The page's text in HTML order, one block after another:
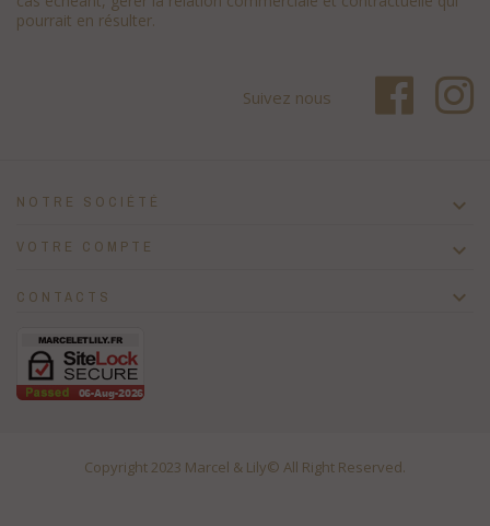
pourrait en résulter.
Suivez nous
NOTRE SOCIÉTÉ 
VOTRE COMPTE 
CONTACTS 
Copyright 2023 Marcel & Lily© All Right Reserved.